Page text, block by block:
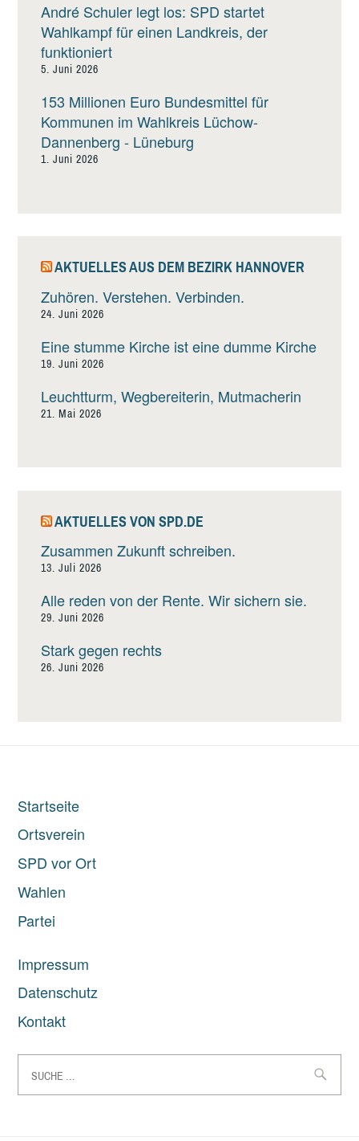
André Schuler legt los: SPD startet
Wahlkampf für einen Landkreis, der
funktioniert
5. Juni 2026
153 Millionen Euro Bundesmittel für
Kommunen im Wahlkreis Lüchow-
Dannenberg - Lüneburg
1. Juni 2026
AKTUELLES AUS DEM BEZIRK HANNOVER
Zuhören. Verstehen. Verbinden.
24. Juni 2026
Eine stumme Kirche ist eine dumme Kirche
19. Juni 2026
Leuchtturm, Wegbereiterin, Mutmacherin
21. Mai 2026
AKTUELLES VON SPD.DE
Zusammen Zukunft schreiben.
13. Juli 2026
Alle reden von der Rente. Wir sichern sie.
29. Juni 2026
Stark gegen rechts
26. Juni 2026
Startseite
Ortsverein
SPD vor Ort
Wahlen
Partei
Impressum
Datenschutz
Kontakt
nach: